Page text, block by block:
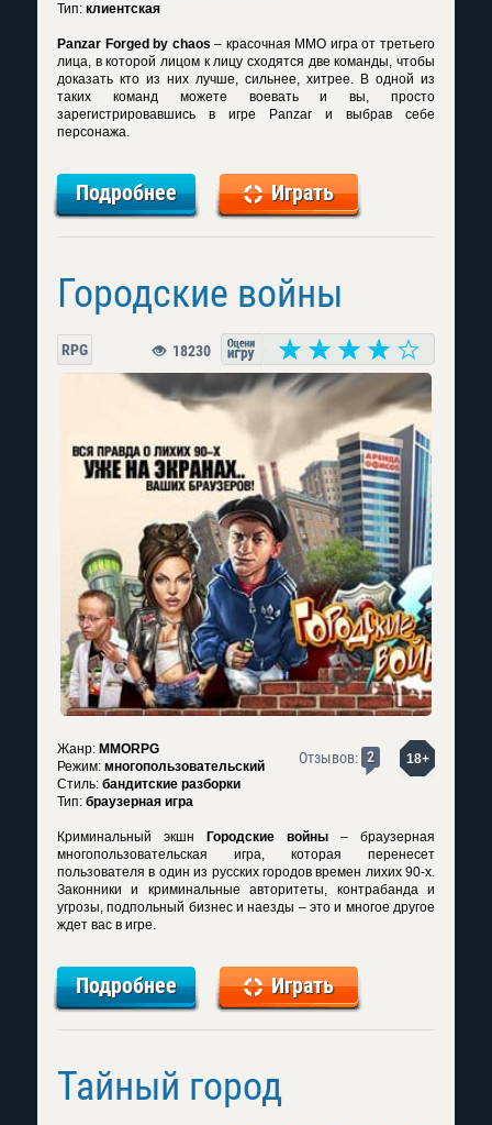
Тип: клиентская
Panzar Forged by chaos – красочная MMO игра от третьего
лица, в которой лицом к лицу сходятся две команды, чтобы
доказать кто из них лучше, сильнее, хитрее. В одной из
таких команд можете воевать и вы, просто
зарегистрировавшись в игре Panzar и выбрав себе
персонажа.
Подробнее Играть
Городские войны
RPG 18230
18+
Отзывов: 2
Жанр: MMORPG
Режим: многопользовательский
Стиль: бандитские разборки
Тип: браузерная игра
Криминальный экшн Городские войны – браузерная
многопользовательская игра, которая перенесет
пользователя в один из русских городов времен лихих 90-х.
Законники и криминальные авторитеты, контрабанда и
угрозы, подпольный бизнес и наезды – это и многое другое
ждет вас в игре.
Подробнее Играть
Тайный город